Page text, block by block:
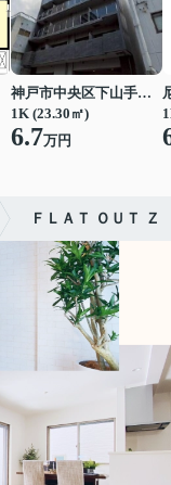
神戸市中央区下山手通７丁目
1K (23.30㎡)
6.7万円
ＦＬＡＴ ＯＵＴ Ｚ